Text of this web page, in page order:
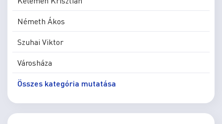
Németh Ákos
Szuhai Viktor
Városháza
Összes kategória mutatása